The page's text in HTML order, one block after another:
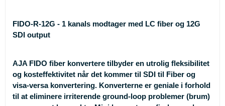
FIDO-R-12G - 1 kanals modtager med LC fiber og 12G
SDI output
AJA FIDO fiber konvertere tilbyder en utrolig fleksibilitet
og kosteffektivitet når det kommer til SDI til Fiber og
visa-versa konvertering. Konverterne er geniale i forhold
til at eliminere irriterende ground-loop problemer (brum)